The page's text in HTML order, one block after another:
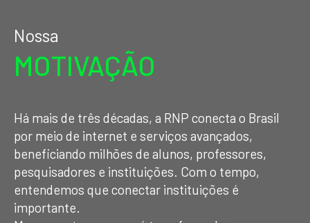
Nossa
MOTIVAÇÃO
Há mais de três décadas, a RNP conecta o Brasil
por meio de internet e serviços avançados,
beneficiando milhões de alunos, professores,
pesquisadores e instituições. Com o tempo,
entendemos que conectar instituições é
importante.